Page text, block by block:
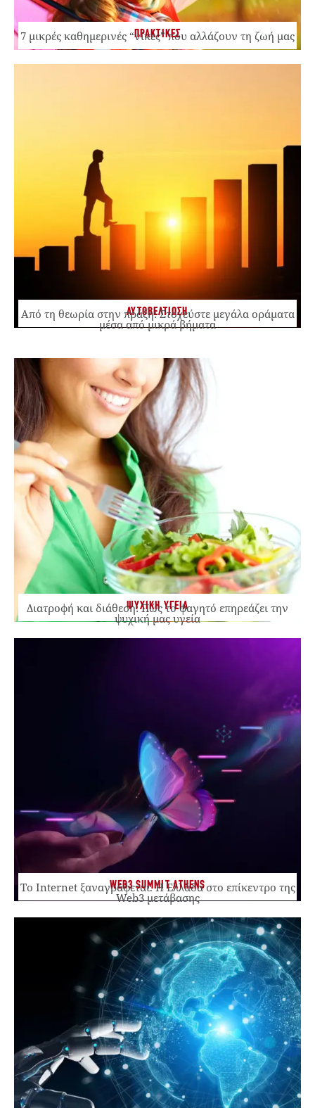
ΠΡΑΚΤΙΚΕΣ
7 μικρές καθημερινές “νίκες” που αλλάζουν τη ζωή μας
ΑΥΤΟΒΕΛΤΙΩΣΗ
Από τη θεωρία στην πράξη: Στοχεύστε μεγάλα οράματα
μέσα από μικρά βήματα
ΨΥΧΙΚΗ ΥΓΕΙΑ
Διατροφή και διάθεση: Πώς το φαγητό επηρεάζει την
ψυχική μας υγεία
WEB3 SUMMIT ATHENS
Το Internet ξαναγράφεται. Η Ελλάδα στο επίκεντρο της
Web3 μετάβασης